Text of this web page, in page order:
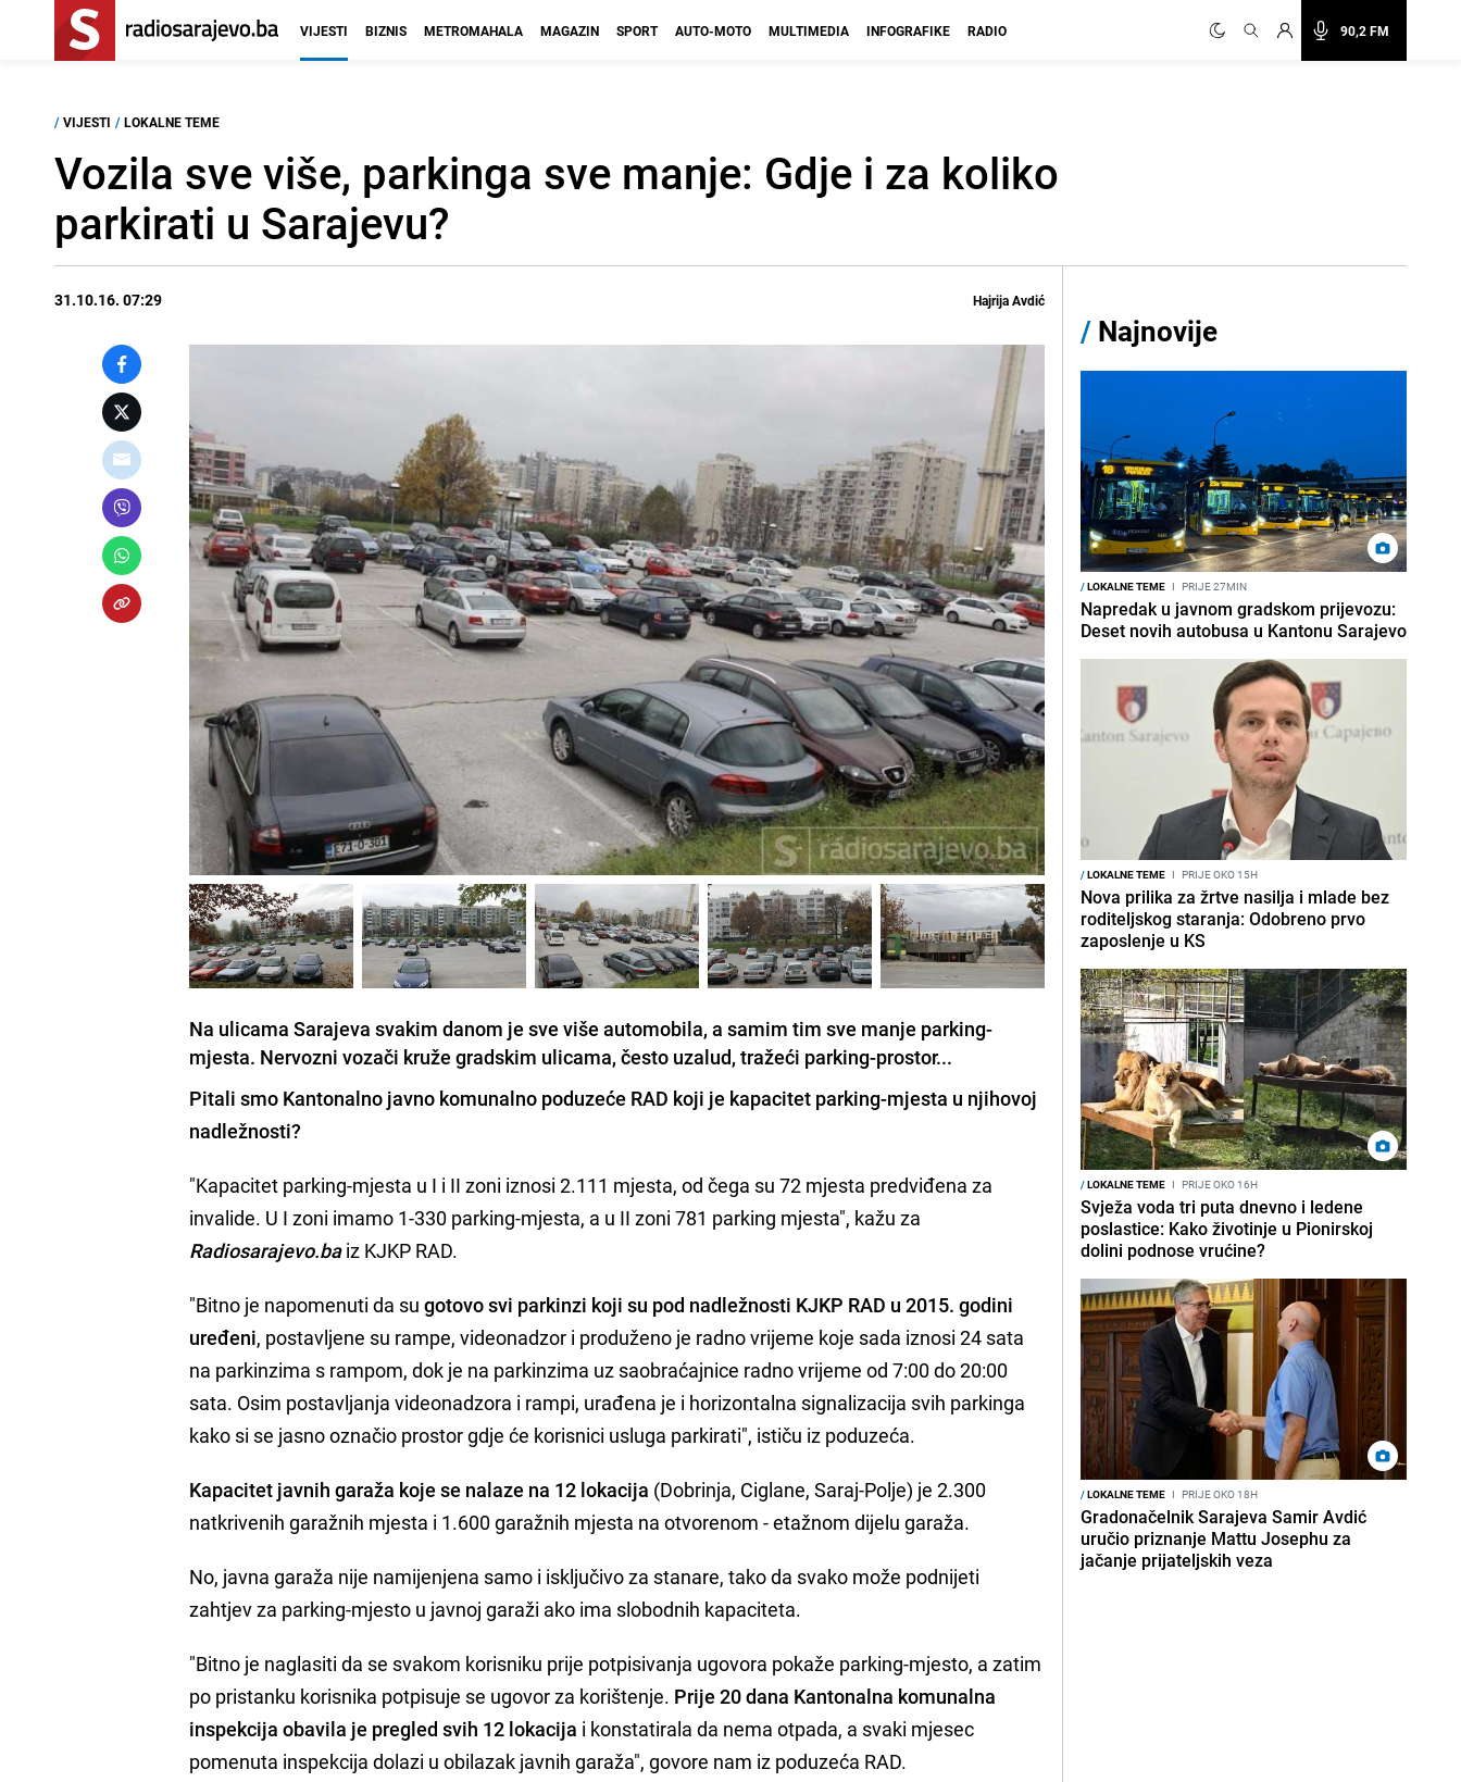
90,2 FM
VIJESTI BIZNIS METROMAHALA MAGAZIN SPORT AUTO-MOTO MULTIMEDIA INFOGRAFIKE RADIO
/ VIJESTI / LOKALNE TEME
Vozila sve više, parkinga sve manje: Gdje i za koliko
parkirati u Sarajevu?
31.10.16. 07:29 Hajrija Avdić
Na ulicama Sarajeva svakim danom je sve više automobila, a samim tim sve manje parking-
mjesta. Nervozni vozači kruže gradskim ulicama, često uzalud, tražeći parking-prostor...
Pitali smo Kantonalno javno komunalno poduzeće RAD koji je kapacitet parking-mjesta u njihovoj
nadležnosti?
"Kapacitet parking-mjesta u I i II zoni iznosi 2.111 mjesta, od čega su 72 mjesta predviđena za
invalide. U I zoni imamo 1-330 parking-mjesta, a u II zoni 781 parking mjesta", kažu za
Radiosarajevo.baiz KJKP RAD.
"Bitno je napomenuti da sugotovo svi parkinzi koji su pod nadležnosti KJKP RAD u 2015. godini
uređeni, postavljene su rampe, videonadzor i produženo je radno vrijeme koje sada iznosi 24 sata
na parkinzima s rampom, dok je na parkinzima uz saobraćajnice radno vrijeme od 7:00 do 20:00
sata. Osim postavljanja videonadzora i rampi, urađena je i horizontalna signalizacija svih parkinga
kako si se jasno označio prostor gdje će korisnici usluga parkirati", ističu iz poduzeća.
Kapacitet javnih garaža koje se nalaze na 12 lokacija (Dobrinja, Ciglane, Saraj-Polje) je 2.300
natkrivenih garažnih mjesta i 1.600 garažnih mjesta na otvorenom - etažnom dijelu garaža.
No, javna garaža nije namijenjena samo i isključivo za stanare, tako da svako može podnijeti
zahtjev za parking-mjesto u javnoj garaži ako ima slobodnih kapaciteta.
"Bitno je naglasiti da se svakom korisniku prije potpisivanja ugovora pokaže parking-mjesto, a zatim
po pristanku korisnika potpisuje se ugovor za korištenje. Prije 20 dana Kantonalna komunalna
inspekcija obavila je pregled svih 12 lokacija i konstatirala da nema otpada, a svaki mjesec
pomenuta inspekcija dolazi u obilazak javnih garaža", govore nam iz poduzeća RAD.
/ Najnovije
/LOKALNE TEME I PRIJE 27MIN
Napredak u javnom gradskom prijevozu:
Deset novih autobusa u Kantonu Sarajevo
/LOKALNE TEME I PRIJE OKO 15H
Nova prilika za žrtve nasilja i mlade bez
roditeljskog staranja: Odobreno prvo
zaposlenje u KS
/LOKALNE TEME I PRIJE OKO 16H
Svježa voda tri puta dnevno i ledene
poslastice: Kako životinje u Pionirskoj
dolini podnose vrućine?
/LOKALNE TEME I PRIJE OKO 18H
Gradonačelnik Sarajeva Samir Avdić
uručio priznanje Mattu Josephu za
jačanje prijateljskih veza